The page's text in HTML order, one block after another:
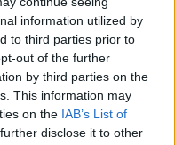
information utilized by
to third parties prior to
out of the further
by third parties on the
This information may
on the IAB’s List of
disclose it to other
• CNC operátor• mzda
na ubytování (Jihlava,
• montážní dělník • mzda 44.700
okres Jihlava)